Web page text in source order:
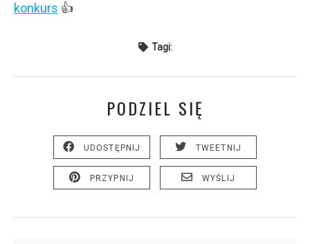
konkurs 👍
Tagi:
PODZIEL SIĘ
UDOSTĘPNIJ TWEETNIJ
PRZYPNIJ WYŚLIJ